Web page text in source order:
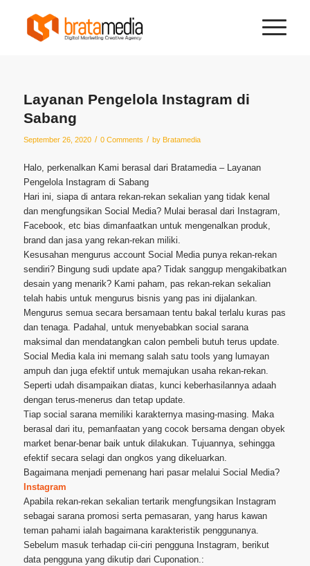
Layanan Pengelola Instagram di
Sabang
September 26, 2020 / 0 Comments / by Bratamedia
Halo, perkenalkan Kami berasal dari Bratamedia – Layanan
Pengelola Instagram di Sabang
Hari ini, siapa di antara rekan-rekan sekalian yang tidak kenal
dan mengfungsikan Social Media? Mulai berasal dari Instagram,
Facebook, etc bias dimanfaatkan untuk mengenalkan produk,
brand dan jasa yang rekan-rekan miliki.
Kesusahan mengurus account Social Media punya rekan-rekan
sendiri? Bingung sudi update apa? Tidak sanggup mengakibatkan
desain yang menarik? Kami paham, pas rekan-rekan sekalian
telah habis untuk mengurus bisnis yang pas ini dijalankan.
Mengurus semua secara bersamaan tentu bakal terlalu kuras pas
dan tenaga. Padahal, untuk menyebabkan social sarana
maksimal dan mendatangkan calon pembeli butuh terus update.
Social Media kala ini memang salah satu tools yang lumayan
ampuh dan juga efektif untuk memajukan usaha rekan-rekan.
Seperti udah disampaikan diatas, kunci keberhasilannya adaah
dengan terus-menerus dan tetap update.
Tiap social sarana memiliki karakternya masing-masing. Maka
berasal dari itu, pemanfaatan yang cocok bersama dengan obyek
market benar-benar baik untuk dilakukan. Tujuannya, sehingga
efektif secara selagi dan ongkos yang dikeluarkan.
Bagaimana menjadi pemenang hari pasar melalui Social Media?
Instagram
Apabila rekan-rekan sekalian tertarik mengfungsikan Instagram
sebagai sarana promosi serta pemasaran, yang harus kawan
teman pahami ialah bagaimana karakteristik penggunanya.
Sebelum masuk terhadap cii-ciri pengguna Instagram, berikut
data pengguna yang dikutip dari Cuponation.: